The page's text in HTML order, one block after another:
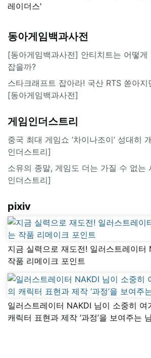
레이더스'
동아게임백과사전
[동아게임백과사전] 안티치트는 어떻게
잡을까?
스타크래프트 잡아라! 국산 RTS 쏟아지
[동아게임백과사전]
게임인더스트리
중국 최대 게임쇼 ‘차이나조이’ 성대히
인더스트리]
소유의 종말, 게임도 더는 가질 수 없는
인더스트리]
pixiv
지금 실력으로 재도전! 일러스트레이터
작품 리메이크 포인트
일러스트레이터 NAKDI 님이 소중히 여
캐릭터 표현과 제작 ‘과정’을 보여주는